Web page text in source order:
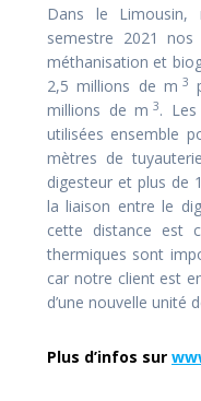
Dans le Limousin,
semestre 2021
méthanisation et
2,5 millions de m 3
millions de m 3.
utilisées ensemble
mètres de
digesteur et plus de
la liaison entre le
cette distance est
thermiques sont
car notre client est
d’une nouvelle unité
Plus d’infos sur